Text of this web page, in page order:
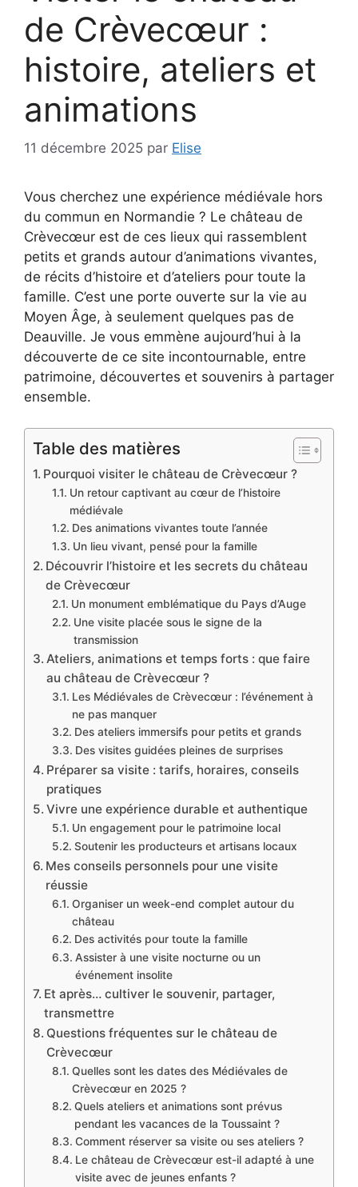
de Crèvecœur :
histoire, ateliers et
animations
11 décembre 2025 par Elise
Vous cherchez une expérience médiévale hors
du commun en Normandie ? Le château de
Crèvecœur est de ces lieux qui rassemblent
petits et grands autour d’animations vivantes,
de récits d’histoire et d’ateliers pour toute la
famille. C’est une porte ouverte sur la vie au
Moyen Âge, à seulement quelques pas de
Deauville. Je vous emmène aujourd’hui à la
découverte de ce site incontournable, entre
patrimoine, découvertes et souvenirs à partager
ensemble.
Table des matières
Pourquoi visiter le château de Crèvecœur ?
Un retour captivant au cœur de l’histoire
médiévale
Des animations vivantes toute l’année
Un lieu vivant, pensé pour la famille
Découvrir l’histoire et les secrets du château
de Crèvecœur
Un monument emblématique du Pays d’Auge
Une visite placée sous le signe de la
transmission
Ateliers, animations et temps forts : que faire
au château de Crèvecœur ?
Les Médiévales de Crèvecœur : l’événement à
ne pas manquer
Des ateliers immersifs pour petits et grands
Des visites guidées pleines de surprises
Préparer sa visite : tarifs, horaires, conseils
pratiques
Vivre une expérience durable et authentique
Un engagement pour le patrimoine local
Soutenir les producteurs et artisans locaux
Mes conseils personnels pour une visite
réussie
Organiser un week-end complet autour du
château
Des activités pour toute la famille
Assister à une visite nocturne ou un
événement insolite
Et après… cultiver le souvenir, partager,
transmettre
Questions fréquentes sur le château de
Crèvecœur
Quelles sont les dates des Médiévales de
Crèvecœur en 2025 ?
Quels ateliers et animations sont prévus
pendant les vacances de la Toussaint ?
Comment réserver sa visite ou ses ateliers ?
Le château de Crèvecœur est-il adapté à une
visite avec de jeunes enfants ?